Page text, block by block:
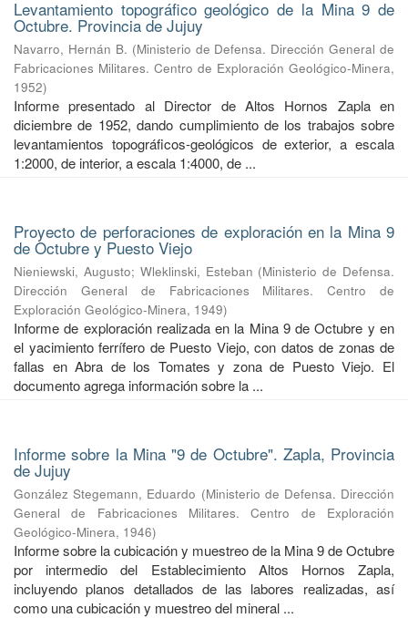
Levantamiento topográfico geológico de la Mina 9 de
Octubre. Provincia de Jujuy
Navarro, Hernán B. (Ministerio de Defensa. Dirección General de
Fabricaciones Militares. Centro de Exploración Geológico-Minera,
1952)
Informe presentado al Director de Altos Hornos Zapla en
diciembre de 1952, dando cumplimiento de los trabajos sobre
levantamientos topográficos-geológicos de exterior, a escala
1:2000, de interior, a escala 1:4000, de ...
Proyecto de perforaciones de exploración en la Mina 9
de Octubre y Puesto Viejo
Nieniewski, Augusto; Wleklinski, Esteban (Ministerio de Defensa.
Dirección General de Fabricaciones Militares. Centro de
Exploración Geológico-Minera, 1949)
Informe de exploración realizada en la Mina 9 de Octubre y en
el yacimiento ferrífero de Puesto Viejo, con datos de zonas de
fallas en Abra de los Tomates y zona de Puesto Viejo. El
documento agrega información sobre la ...
Informe sobre la Mina "9 de Octubre". Zapla, Provincia
de Jujuy
González Stegemann, Eduardo (Ministerio de Defensa. Dirección
General de Fabricaciones Militares. Centro de Exploración
Geológico-Minera, 1946)
Informe sobre la cubicación y muestreo de la Mina 9 de Octubre
por intermedio del Establecimiento Altos Hornos Zapla,
incluyendo planos detallados de las labores realizadas, así
como una cubicación y muestreo del mineral ...